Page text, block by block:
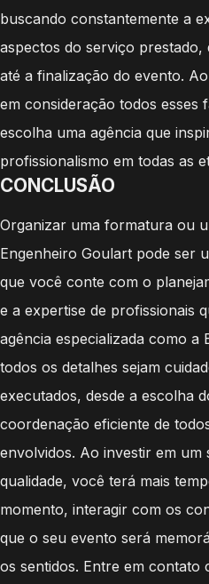
buscando constantemente a
aspectos do serviço
até a finalização do evento.
em consideração todos esses
escolha uma agência que
profissionalismo em todas as
CONCLUSÃO
Organizar uma formatura ou
Engenheiro Goulart pode ser
que você conte com o
e a expertise de profissionais
agência especializada como a
todos os detalhes sejam
executados, desde a escolha
coordenação eficiente de
envolvidos. Ao investir em
qualidade, você terá mais
momento, interagir com os
que o seu evento será
os sentidos. Entre em contato